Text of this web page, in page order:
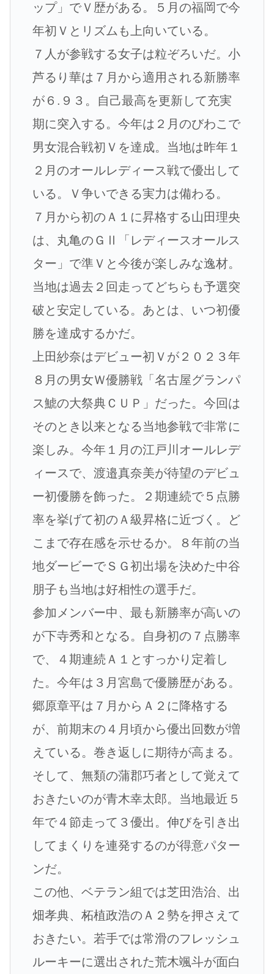
ップ」でＶ歴がある。５月の福岡で今
年初Ｖとリズムも上向いている。
７人が参戦する女子は粒ぞろいだ。小
芦るり華は７月から適用される新勝率
が６.９３。自己最高を更新して充実
期に突入する。今年は２月のびわこで
男女混合戦初Ｖを達成。当地は昨年１
２月のオールレディース戦で優出して
いる。Ｖ争いできる実力は備わる。
７月から初のＡ１に昇格する山田理央
は、丸亀のＧⅡ「レディースオールス
ター」で準Ｖと今後が楽しみな逸材。
当地は過去２回走ってどちらも予選突
破と安定している。あとは、いつ初優
勝を達成するかだ。
上田紗奈はデビュー初Ｖが２０２３年
８月の男女Ｗ優勝戦「名古屋グランパ
ス鯱の大祭典ＣＵＰ」だった。今回は
そのとき以来となる当地参戦で非常に
楽しみ。今年１月の江戸川オールレデ
ィースで、渡邉真奈美が待望のデビュ
ー初優勝を飾った。２期連続で５点勝
率を挙げて初のＡ級昇格に近づく。ど
こまで存在感を示せるか。８年前の当
地ダービーでＳＧ初出場を決めた中谷
朋子も当地は好相性の選手だ。
参加メンバー中、最も新勝率が高いの
が下寺秀和となる。自身初の７点勝率
で、４期連続Ａ１とすっかり定着し
た。今年は３月宮島で優勝歴がある。
郷原章平は７月からＡ２に降格する
が、前期末の４月頃から優出回数が増
えている。巻き返しに期待が高まる。
そして、無類の蒲郡巧者として覚えて
おきたいのが青木幸太郎。当地最近５
年で４節走って３優出。伸びを引き出
してまくりを連発するのが得意パター
ンだ。
この他、ベテラン組では芝田浩治、出
畑孝典、柘植政浩のＡ２勢を押さえて
おきたい。若手では常滑のフレッシュ
ルーキーに選出された荒木颯斗が面白